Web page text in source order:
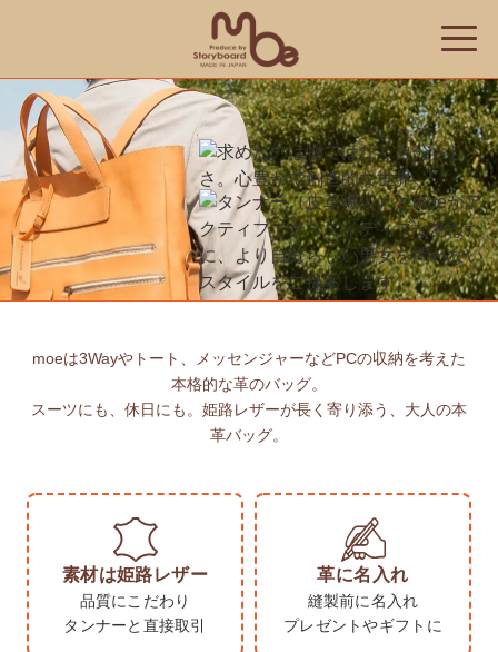
toggle
moeは3Wayやトート、メッセンジャーなどPCの収納を考えた
本格的な革のバッグ。
スーツにも、休日にも。姫路レザーが長く寄り添う、大人の本
革バッグ。
素材は姫路レザー
品質にこだわり
タンナーと直接取引
革に名入れ
縫製前に名入れ
プレゼントやギフトに